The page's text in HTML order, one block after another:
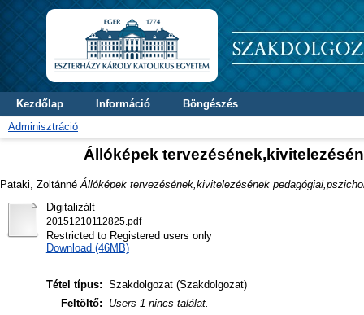
Kezdőlap Információ
Böngészés
Adminisztráció
Állóképek
Pataki, Zoltánné Állóképek tervezésének,kivitelezésének
Digitalizált
20151210112825.pdf
Restricted to Registered users only
Download (46MB)
Tétel típus: Szakdolgozat (Szakdolgozat)
Feltöltő:
Users 1 nincs találat.